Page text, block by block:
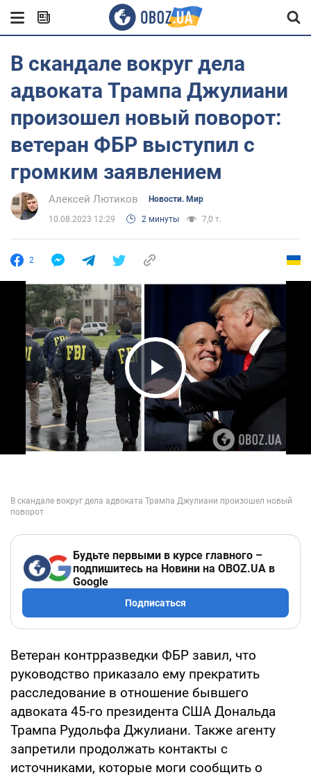
В скандале вокруг дела
адвоката Трампа Джулиани
произошел новый поворот:
ветеран ФБР выступил с
громким заявлением
Алексей Лютиков Новости. Мир
10.08.2023 12:29 2 минуты 7,0 т.
2
Play Video
Будьте первыми в курсе главного –
подпишитесь на Новини на OBOZ.UA в
Google
Подписаться
Ветеран контрразведки ФБР завил, что
руководство приказало ему прекратить
расследование в отношение бывшего
адвоката 45-го президента США Дональда
Трампа Рудольфа Джулиани. Также агенту
запретили продолжать контакты с
источниками, которые моги сообщить о